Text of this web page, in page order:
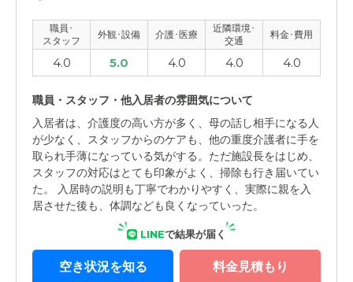
職員･
スタッフ
外観･設備 介護･医療
近隣環境･
交通
料金･費用
4.0 5.0 4.0 4.0 4.0
職員・スタッフ・他入居者の雰囲気について
入居者は、介護度の高い方が多く、母の話し相手になる人
が少なく、スタッフからのケアも、他の重度介護者に手を
取られ手薄になっている気がする。ただ施設長をはじめ、
スタッフの対応はとても印象がよく、掃除も行き届いてい
た。 入居時の説明も丁寧でわかりやすく、実際に親を入
居させた後も、体調なども良くなっていった。
LINEで結果が届く
空き状況を知る 料金見積もり